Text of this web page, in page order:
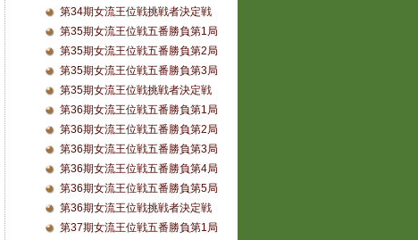
第34期女流王位戦挑戦者決定戦
第35期女流王位戦五番勝負第1局
第35期女流王位戦五番勝負第2局
第35期女流王位戦五番勝負第3局
第35期女流王位戦挑戦者決定戦
第36期女流王位戦五番勝負第1局
第36期女流王位戦五番勝負第2局
第36期女流王位戦五番勝負第3局
第36期女流王位戦五番勝負第4局
第36期女流王位戦五番勝負第5局
第36期女流王位戦挑戦者決定戦
第37期女流王位戦五番勝負第1局